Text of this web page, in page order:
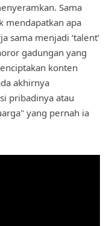
Sama
mendapatkan apa
sama menjadi ‘talent’
gadungan yang
konten
akhirnya
pribadinya atau
yang pernah ia